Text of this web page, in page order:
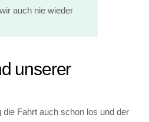
auch nie wieder
unserer
Fahrt auch schon los und der